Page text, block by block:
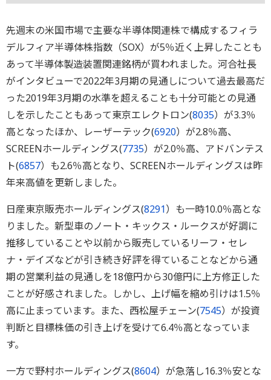
先週末の米国市場で主要な半導体関連株で構成するフィラ
デルフィア半導体株指数（SOX）が5％近く上昇したことも
あって半導体製造装置関連銘柄が買われました。河合社長
がインタビューで2022年3月期の見通しについて過去最高だ
った2019年3月期の水準を超えることも十分可能との見通
しを示したこともあって東京エレクトロン(8035）が3.3％
高となったほか、レーザーテック(6920）が2.8％高、
SCREENホールディングス(7735）が2.0％高、アドバンテス
ト(6857）も2.6％高となり、SCREENホールディングスは昨
年来高値を更新しました。
日産東京販売ホールディングス(8291）も一時10.0％高とな
りました。新型車のノート・キックス・ルークスが好調に
推移していることや以前から販売しているリーフ・セレ
ナ・デイズなどが引き続き好評を得ていることなどから通
期の営業利益の見通しを18億円から30億円に上方修正した
ことが好感されました。しかし、上げ幅を縮め引けは1.5％
高に止まっています。また、西松屋チェーン(7545）が投資
判断と目標株価の引き上げを受けて6.4％高となっていま
す。
一方で野村ホールディングス(8604）が急落し16.3％安とな